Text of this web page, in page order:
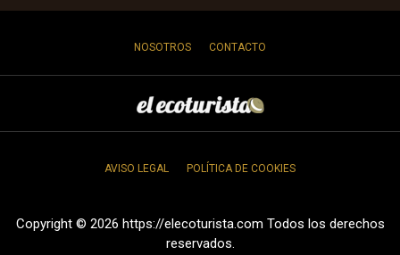
NOSOTROS CONTACTO
AVISO LEGAL POLÍTICA DE COOKIES
Copyright © 2026 https://elecoturista.com Todos los derechos
reservados.